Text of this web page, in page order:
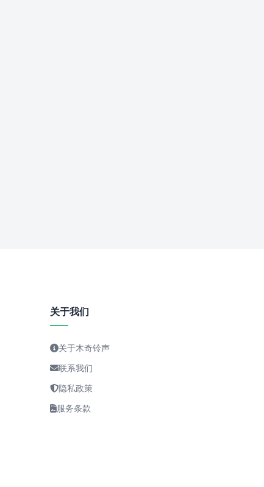
关于我们
关于木奇铃声
联系我们
隐私政策
服务条款